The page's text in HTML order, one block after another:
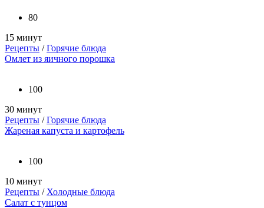
80
15 минут
Рецепты /Горячие блюда
Омлет из яичного порошка
100
30 минут
Рецепты /Горячие блюда
Жареная капуста и картофель
100
10 минут
Рецепты / Холодные блюда
Салат с тунцом